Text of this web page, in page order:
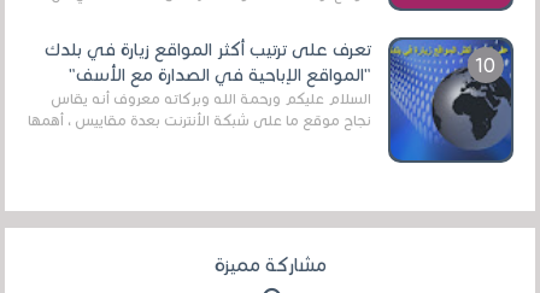
تعرف على ترتيب أكثر المواقع زيارة في بلدك
"المواقع الإباحية في الصدارة مع الأسف"
السلام عليكم ورحمة الله وبركاته معروف أنه يقاس
نجاح موقع ما على شبكة الأنترنت بعدة مقاييس ، أهمها
مشاركة مميزة